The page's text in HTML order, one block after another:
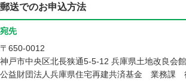
郵送でのお申込方法
宛先
〒650-0012
神戸市中央区北長狭通5-5-12 兵庫県土地改良会
公益財団法人兵庫県住宅再建共済基金 業務課